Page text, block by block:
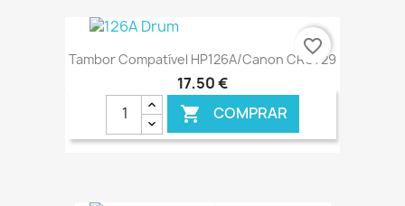
€ ONLINE
Tambor Compatível HP126A/Canon CRG729
17,50 €
 COMPRAR
favorite_border